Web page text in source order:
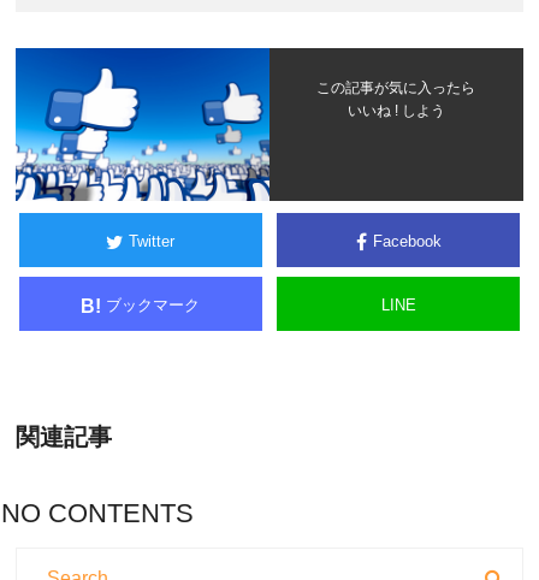
この記事が気に入ったら
いいね ! しよう
Twitter Facebook
B! ブックマーク LINE
関連記事
NO CONTENTS